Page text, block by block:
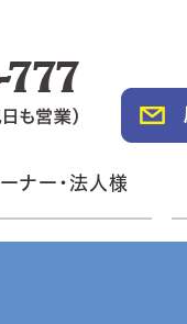
ナー・法人様